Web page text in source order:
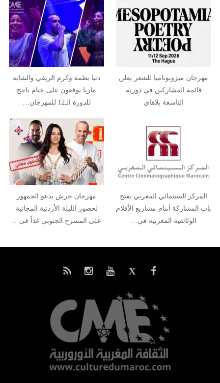
مهرجان ميزوبوتاميا للشعر يعلن
قائمة المشاركين في دورته
التاسعة بلاهاي
دنيا بطمة وكرم الريفي والشابة
ماريا يوقعون على ختام ناجح
للدورة الـ12 للمهرجان…
المركز السينمائي المغربي يفتح
باب المشاركة أمام مشاريع الأفلام
الوثائقية المغربية في…
مهرجان جرش يدعو الجمهور
لحضور الليلة الأردنية المجانية
على المسرح الجنوبي غداً في…